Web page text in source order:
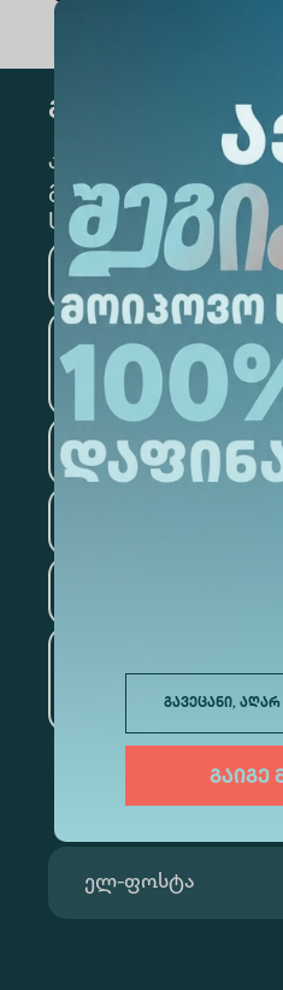
გავეცანი, აღარ
გაიგე
გამოწერა
კონკრეტული
გამოსაწერად,
სექცია
მედიცინა
სამართალი
და